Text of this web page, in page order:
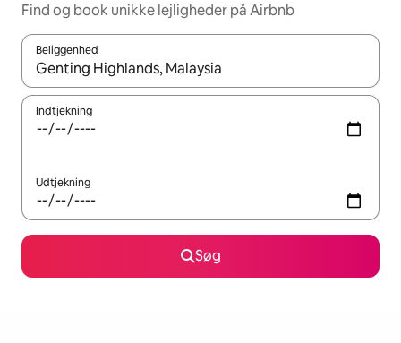
Find og book unikke lejligheder på Airbnb
Beliggenhed
Når resultaterne er tilgængelige, skal du navigere med
Indtjekning
Udtjekning
Søg